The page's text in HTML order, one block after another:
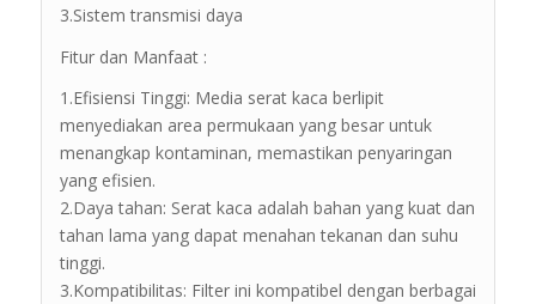
3.Sistem transmisi daya
Fitur dan Manfaat :
1.Efisiensi Tinggi: Media serat kaca berlipit
menyediakan area permukaan yang besar untuk
menangkap kontaminan, memastikan penyaringan
yang efisien.
2.Daya tahan: Serat kaca adalah bahan yang kuat dan
tahan lama yang dapat menahan tekanan dan suhu
tinggi.
3.Kompatibilitas: Filter ini kompatibel dengan berbagai